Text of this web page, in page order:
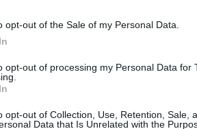
opt-out of the Sale of my Personal Data.
opt-out of processing my Personal Data for
opt-out of Collection, Use, Retention, Sale,
Data that Is Unrelated with the
Ο Στέλιος Κουκουλεκίδης
ΕΟΚ.
Δεν αλλάζουν οι